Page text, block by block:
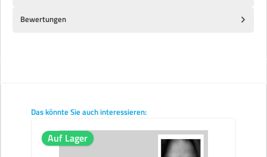
Bewertungen
Produktgalerie überspringen
Das könnte Sie auch interessieren:
Auf Lager